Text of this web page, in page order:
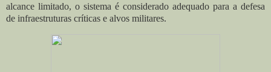
alcance limitado, o sistema é considerado adequado para a defesa
de infraestruturas críticas e alvos militares.